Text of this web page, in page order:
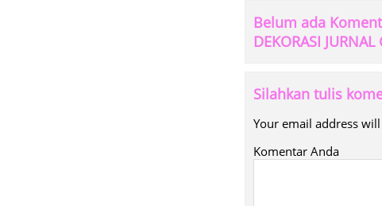
Belum ada
DEKORASI
Silahkan tulis
Your email address
Komentar Anda